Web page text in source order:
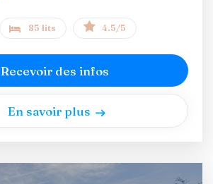
85 lits 4.5/5
Recevoir des infos
En savoir plus